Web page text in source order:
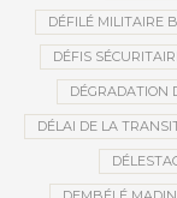
DÉFILÉ MILITAIRE
DÉFIS
DÉGRADATION
DÉLAI DE LA